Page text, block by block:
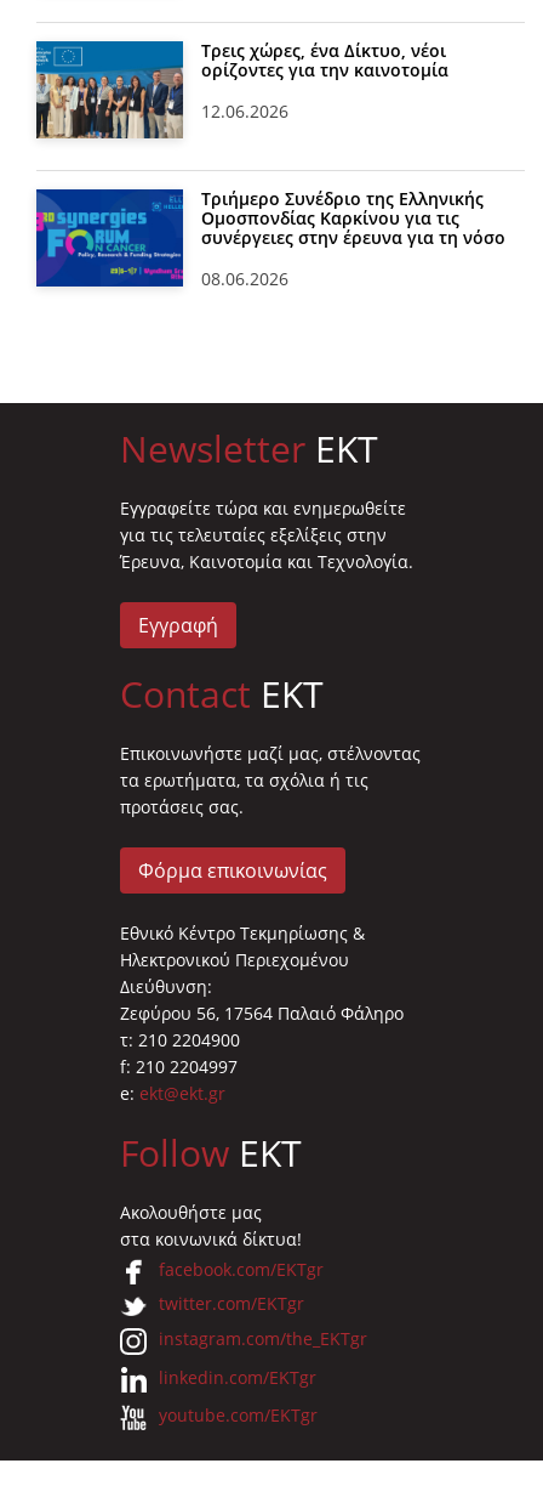
Τρεις χώρες, ένα Δίκτυο, νέοι
ορίζοντες για την καινοτομία
12.06.2026
Τριήμερο Συνέδριο της Ελληνικής
Ομοσπονδίας Καρκίνου για τις
συνέργειες στην έρευνα για τη νόσο
08.06.2026
Newsletter EKT
Eγγραφείτε τώρα και ενημερωθείτε
για τις τελευταίες εξελίξεις στην
Έρευνα, Καινοτομία και Τεχνολογία.
Εγγραφή
Contact EKT
Επικοινωνήστε μαζί μας, στέλνοντας
τα ερωτήματα, τα σχόλια ή τις
προτάσεις σας.
Φόρμα επικοινωνίας
Εθνικό Κέντρο Τεκμηρίωσης &
Ηλεκτρονικού Περιεχομένου
Διεύθυνση:
Ζεφύρου 56, 17564 Παλαιό Φάληρο
τ: 210 2204900
f: 210 2204997
e: ekt@ekt.gr
Follow EKT
Ακολουθήστε μας
στα κοινωνικά δίκτυα!
facebook.com/EKTgr
twitter.com/EKTgr
instagram.com/the_EKTgr
linkedin.com/EKTgr
youtube.com/EKTgr